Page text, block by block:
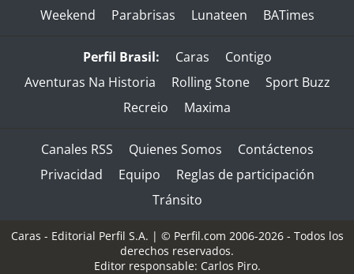
Weekend
Parabrisas Lunateen BATimes
Perfil Brasil: Caras
Contigo
Aventuras Na Historia
Rolling Stone
Sport Buzz
Recreio
Maxima
Canales RSS Quienes Somos
Contáctenos
Privacidad
Equipo
Reglas de participación
Tránsito
Caras - Editorial Perfil S.A. | © Perfil.com 2006-2026 - Todos los
derechos reservados.
Editor responsable: Carlos Piro.